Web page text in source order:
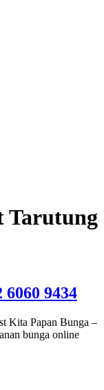
Tarutung
9434
Kita Papan Bunga –
bunga online